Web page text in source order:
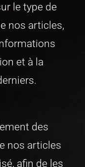
le type de
nos articles,
et à la
des
nos articles
afin de les